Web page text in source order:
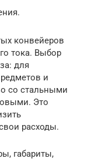
конвейеров
тока. Выбор
для
и
со стальными
Это
расходы.
габариты,